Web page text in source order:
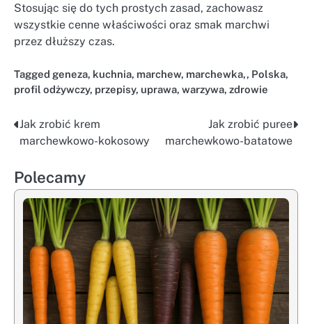
Stosując się do tych prostych zasad, zachowasz
wszystkie cenne właściwości oraz smak marchwi
przez dłuższy czas.
Tagged geneza, kuchnia, marchew, marchewka,, Polska,
profil odżywczy, przepisy, uprawa, warzywa, zdrowie
Nawigacja
Jak zrobić krem
marchewkowo-kokosowy
Jak zrobić puree
marchewkowo-batatowe
Polecamy